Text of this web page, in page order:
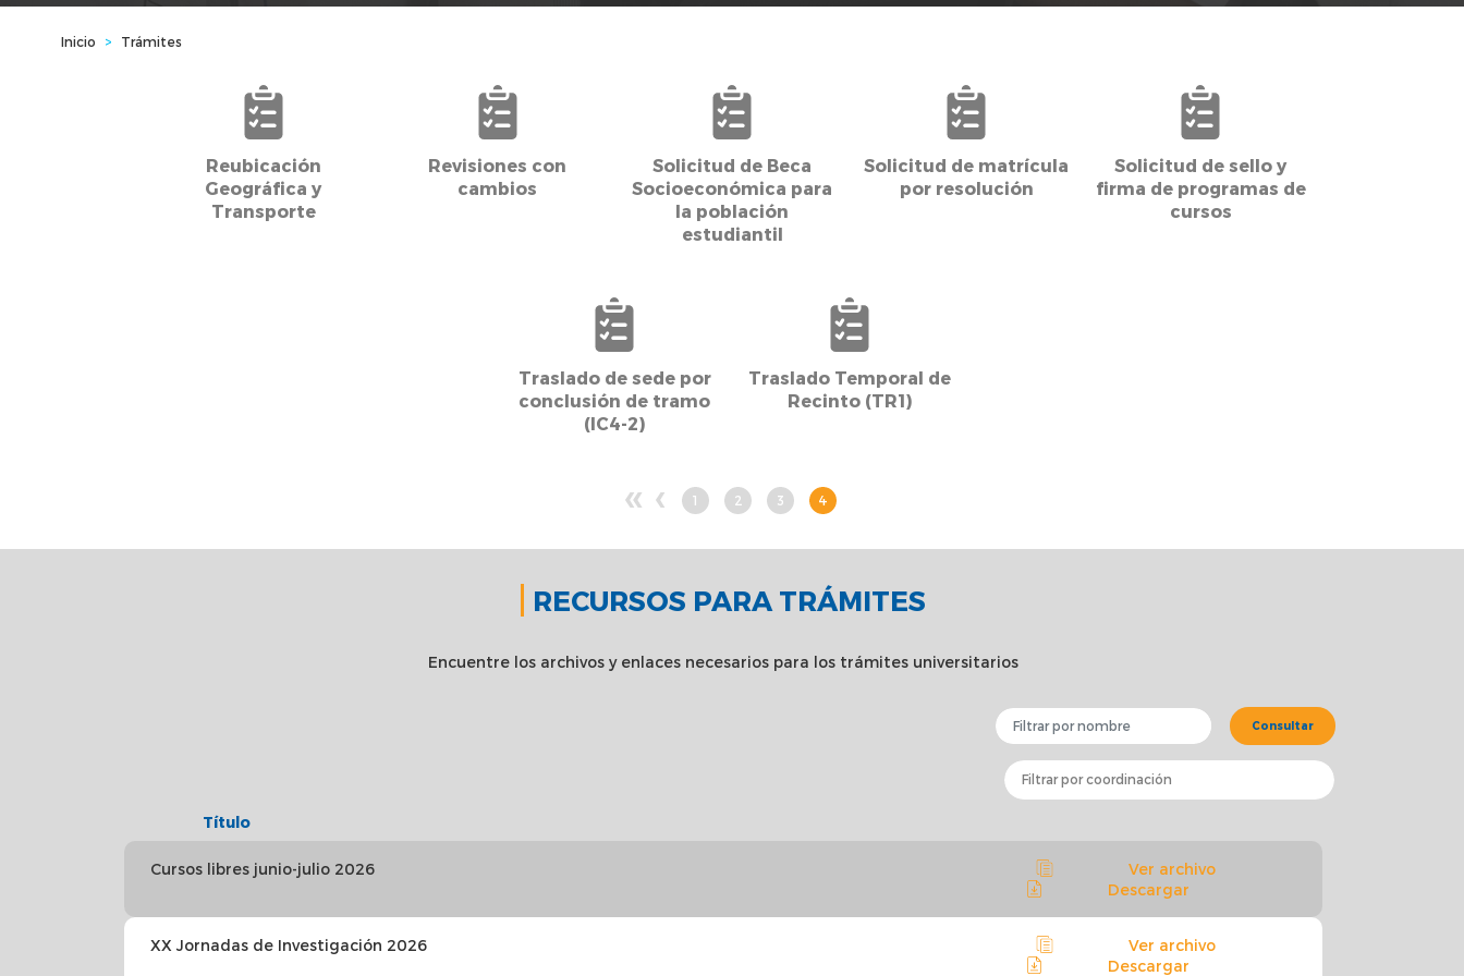
Inicio > Trámites
Reubicación
Geográfica y
Transporte
Revisiones con
cambios
Solicitud de Beca
Socioeconómica para
la población
estudiantil
Solicitud de matrícula
por resolución
Solicitud de sello y
firma de programas de
cursos
Traslado de sede por
conclusión de tramo
(IC4-2)
Traslado Temporal de
Recinto (TR1)
« ‹ Page
1
Page
2
Page
3
Page
4
RECURSOS PARA TRÁMITES
Encuentre los archivos y enlaces necesarios para los trámites universitarios
Consultar
Título
Cursos libres junio-julio 2026
Ver archivo
Descargar
XX Jornadas de Investigación 2026
Ver archivo
Descargar